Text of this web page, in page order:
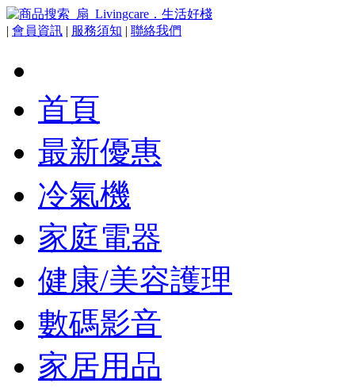
| 會員資訊 | 服務須知 | 聯絡我們
首頁
最新優惠
冷氣機
家庭電器
健康/美容護理
數碼影音
家居用品